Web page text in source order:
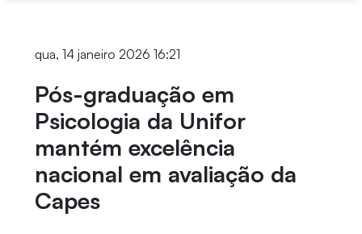
qua, 14 janeiro 2026 16:21
Pós-graduação em
Psicologia da Unifor
mantém excelência
nacional em avaliação da
Capes